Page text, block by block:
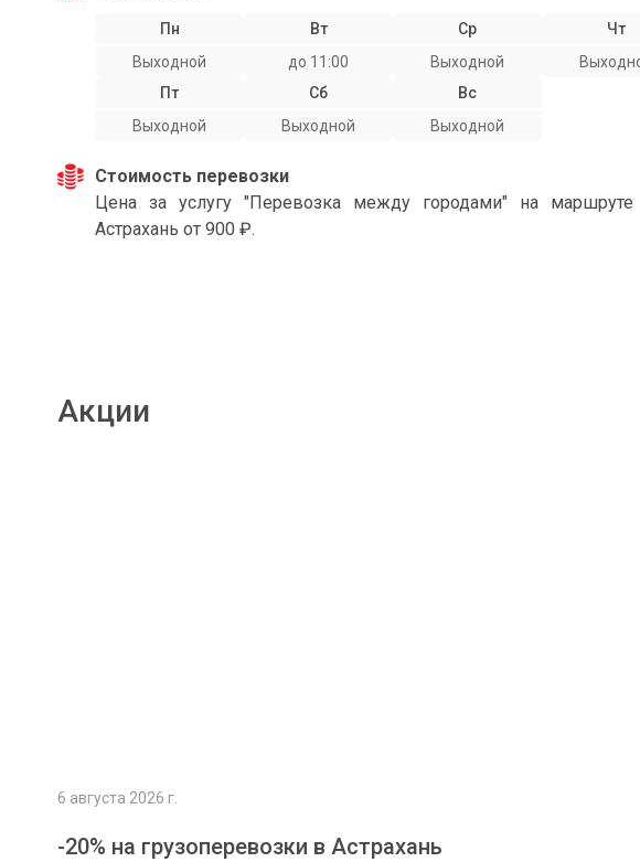
Пн
Выходной
Вт
до 11:00
Ср
Выходной
Чт
Пт
Выходной
Сб
Выходной
Вс
Выходной
Стоимость перевозки
Цена за услугу "Перевозка между городами" на
Астрахань от 900 ₽.
Акции
6 августа 2026 г.
-20% на грузоперевозки в Астрахань